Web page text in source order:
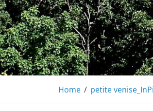
vignobles et montagnes, en
Home / petite